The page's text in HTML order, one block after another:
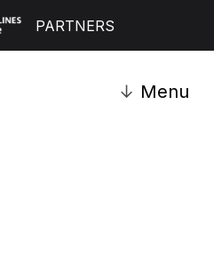
PARTNERS
↓ Menu